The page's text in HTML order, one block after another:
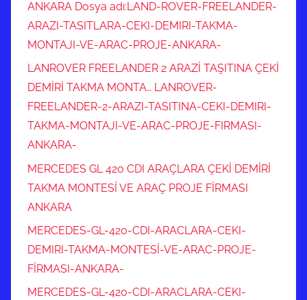
ANKARA Dosya adı:LAND-ROVER-FREELANDER-
ARAZI-TASITLARA-CEKI-DEMIRI-TAKMA-
MONTAJI-VE-ARAC-PROJE-ANKARA-
LANROVER FREELANDER 2 ARAZİ TAŞITINA ÇEKİ
DEMİRİ TAKMA MONTA… LANROVER-
FREELANDER-2-ARAZI-TASITINA-CEKI-DEMIRI-
TAKMA-MONTAJI-VE-ARAC-PROJE-FIRMASI-
ANKARA-
MERCEDES GL 420 CDI ARAÇLARA ÇEKİ DEMİRİ
TAKMA MONTESİ VE ARAÇ PROJE FİRMASI
ANKARA
MERCEDES-GL-420-CDI-ARACLARA-CEKI-
DEMIRI-TAKMA-MONTESİ-VE-ARAC-PROJE-
FİRMASI-ANKARA-
MERCEDES-GL-420-CDI-ARACLARA-CEKI-